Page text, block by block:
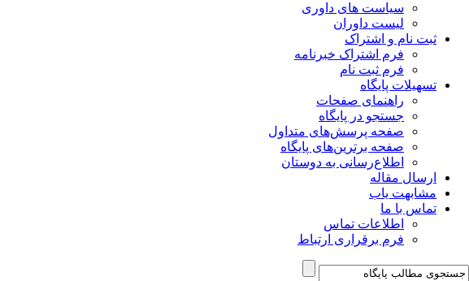
سیاست های داوری
لیست داوران
ثبت نام و اشتراک
فرم اشتراک خبرنامه
فرم ثبت نام
تسهیلات پایگاه
راهنمای صفحات
جستجو در پایگاه
صفحه پرسش‌های متداول
صفحه برترین‌های پایگاه
اطلاع‌رسانی به دوستان
ارسال مقاله
مشابهت یاب
تماس با ما
اطلاعات تماس
فرم برقراری ارتباط